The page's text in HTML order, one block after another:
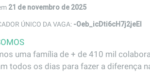
21 de novembro de 2025
ÚNICO DA VAGA: -Oeb_icDti6cH7j2jeEl
uma família de + de 410 mil
todos os dias para fazer a diferença